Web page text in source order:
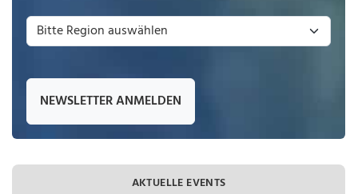
NEWSLETTER ANMELDEN
AKTUELLE EVENTS